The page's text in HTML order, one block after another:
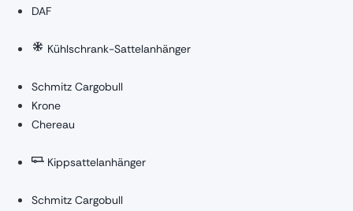
DAF
Kühlschrank-Sattelanhänger
Schmitz Cargobull
Krone
Chereau
Kippsattelanhänger
Schmitz Cargobull